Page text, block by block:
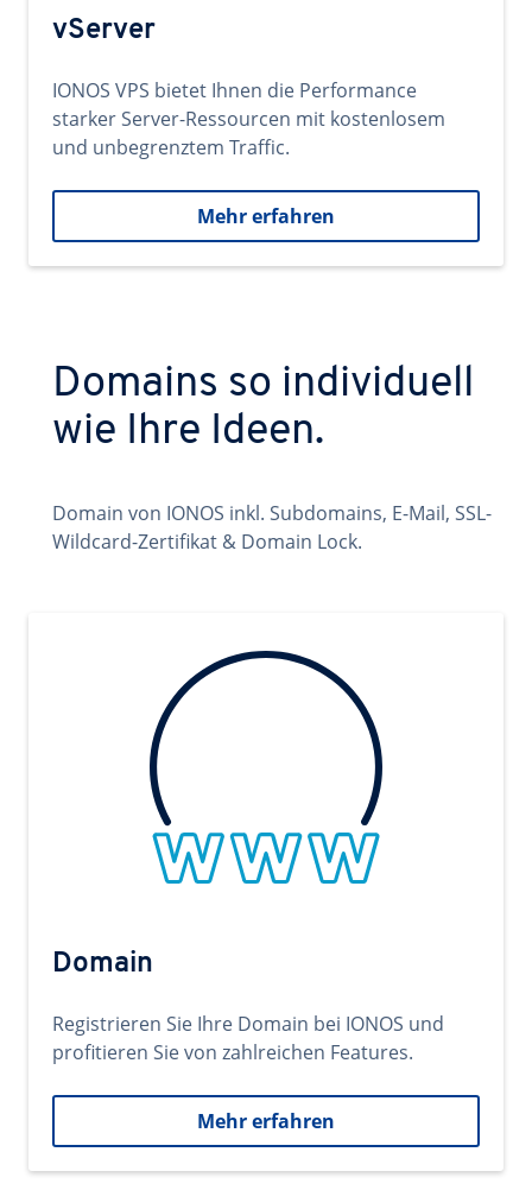
vServer
IONOS VPS bietet Ihnen die Performance
starker Server-Ressourcen mit kostenlosem
und unbegrenztem Traffic.
Mehr erfahren
Domains so individuell
wie Ihre Ideen.
Domain von IONOS inkl. Subdomains, E-Mail, SSL-
Wildcard-Zertifikat & Domain Lock.
Domain
Registrieren Sie Ihre Domain bei IONOS und
profitieren Sie von zahlreichen Features.
Mehr erfahren